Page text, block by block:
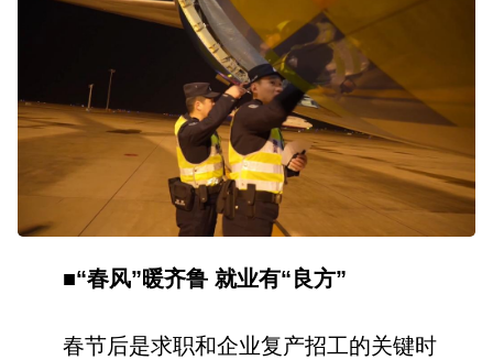
■“春风”暖齐鲁 就业有“良方”
春节后是求职和企业复产招工的关键时